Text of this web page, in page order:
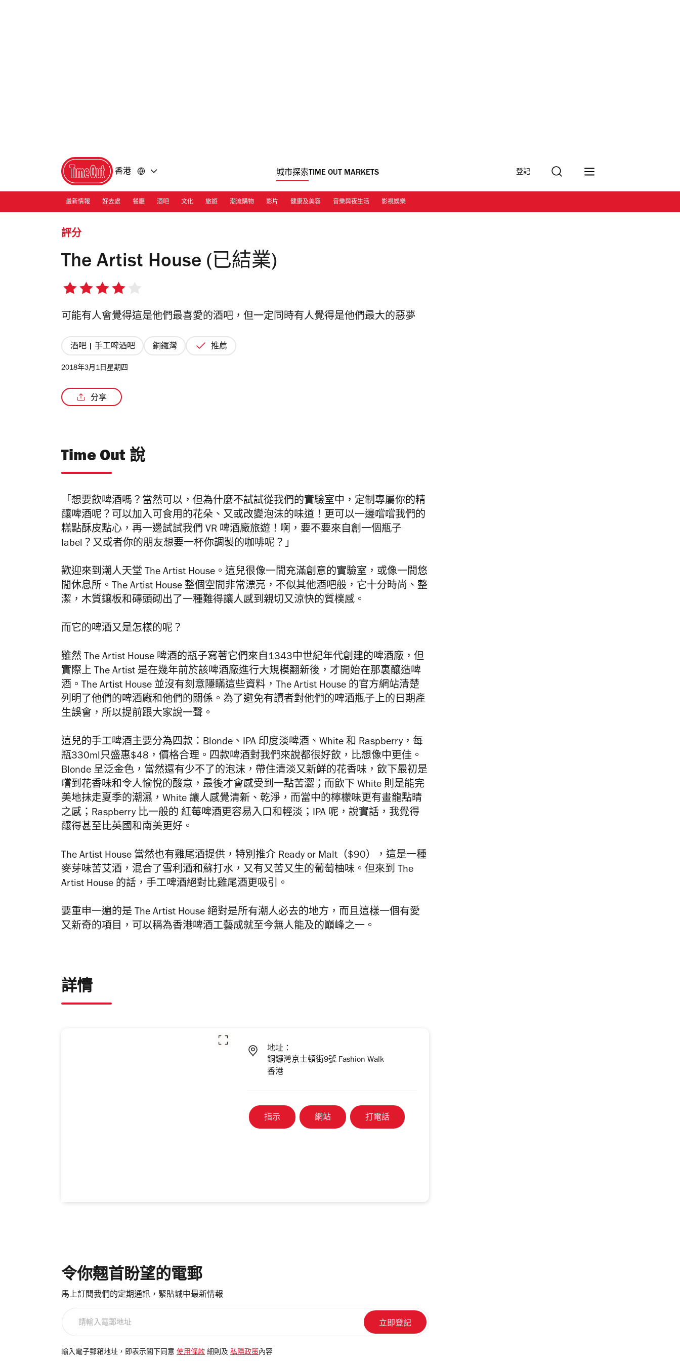
香港 城市探索TIME OUT MARKETS 登記
最新情報 好去處 餐廳 酒吧 文化 旅遊 潮流購物 影片 健康及美容 音樂與夜生活 影視娛樂
評分
The Artist House (已結業)
4/5
可能有人會覺得這是他們最喜愛的酒吧，但一定同時有人覺得是他們最大的惡夢
酒吧 | 手工啤酒吧 銅鑼灣 推薦
2018年3月1日星期四
分享
Time Out 說
「想要飲啤酒嗎？當然可以，但為什麼不試試從我們的實驗室中，定制專屬你的精
釀啤酒呢？可以加入可食用的花朵、又或改變泡沫的味道！更可以一邊嚐嚐我們的
糕點酥皮點心，再一邊試試我們 VR 啤酒廠旅遊！啊，要不要來自創一個瓶子
label ？又或者你的朋友想要一杯你調製的咖啡呢？」
歡迎來到潮人天堂 The Artist House 。 這兒很像一間充滿創意的實驗室，或像一間悠
閒休息所。The Artist House 整個空間非常漂亮，不似其他酒吧般，它十分時尚、整
潔，木質鑲板和磚頭砌出了一種難得讓人感到親切又涼快的質樸感。
而它的啤酒又是怎樣的呢？
雖然 The Artist House 啤酒的瓶子寫著它們來自1343中世紀年代創建的啤酒廠，但
實際上 The Artist 是在幾年前於該啤酒廠進行大規模翻新後，才開始在那裏釀造啤
酒。The Artist House 並沒有刻意隱瞞這些資料，The Artist House 的官方網站清楚
列明了他們的啤酒廠和他們的關係。為了避免有讀者對他們的啤酒瓶子上的日期產
生誤會，所以提前跟大家說一聲。
這兒的手工啤酒主要分為四款：Blonde、IPA 印度淡啤酒、White 和 Raspberry，每
瓶330ml只盛惠$48，價格合理。四款啤酒對我們來說都很好飲，比想像中更佳。
Blonde 呈泛金色，當然還有少不了的泡沫，帶住清淡又新鮮的花香味，飲下最初是
嚐到花香味和令人愉悅的酸意，最後才會感受到一點苦澀；而飲下 White 則是能完
美地抹走夏季的潮濕，White 讓人感覺清新、乾淨，而當中的檸檬味更有畫龍點晴
之感；Raspberry 比一般的 紅莓啤酒更容易入口和輕淡；IPA 呢，說實話，我覺得
釀得甚至比英國和南美更好。
The Artist House 當然也有雞尾酒提供，特別推介 Ready or Malt（$90），這是一種
麥芽味苦艾酒，混合了雪利酒和蘇打水，又有又苦又生的葡萄柚味。但來到 The
Artist House 的話，手工啤酒絕對比雞尾酒更吸引。
要重申一遍的是 The Artist House 絕對是所有潮人必去的地方，而且這樣一個有愛
又新奇的項目，可以稱為香港啤酒工藝成就至今無人能及的巔峰之一。
詳情
地址：
銅鑼灣京士頓街9號 Fashion Walk
香港
指示 網站 打電話
令你翹首盼望的電郵
馬上訂閱我們的定期通訊，緊貼城中最新情報
電
輸入電子郵箱地址，即表示閣下同意 使用條款 細則及 私隱政策 內容